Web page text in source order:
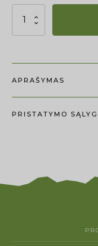
Nelūkštentos
kanapių
sėklos
APRAŠYMAS
PRISTATYMO